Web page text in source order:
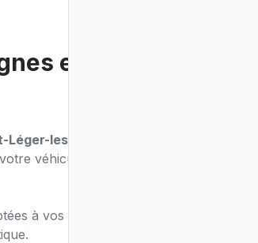
et ses
Léger-les-Vignes
véhicule en toute
à vos besoins de